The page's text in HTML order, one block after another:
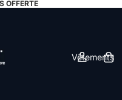
OFFERTE
Vêtements